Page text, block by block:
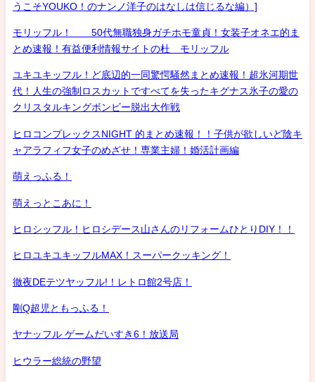
うこそYOUKO！のナンノ洋子のはなしは信じるな編）]
モリッフル！ 50代無職独身ガチホモ童貞！女装子オネエ的ま
とめ速報！有益便利情報サイトの杜 モリッフル
ユキユキッフル！ど底辺的一同驚愕騒然まとめ速報！超氷河期世
代！人生の強制ロスカットですべてを失ったキグナス氷子の愛の
クリスタルキングボンビー脱出大作戦
ヒロコンプレックスNIGHT 的まとめ速報！！子供が欲しいど陰キ
ャアラフィフ女子のめざせ！専業主婦！婚活計画編
萌えっふる！
萌えっとこあに！
ヒロシッフル！ヒロシデース山さんのリフォームひとりDIY！！
ヒロユキユキッフルMAX！スーパークッキング！
徹夜DEテツヤッフル!！レトロ館2号店！
剛Q超児ともっふる！
ヤナッフル ゲームだいすき6！放送局
ヒウラー総統の野望